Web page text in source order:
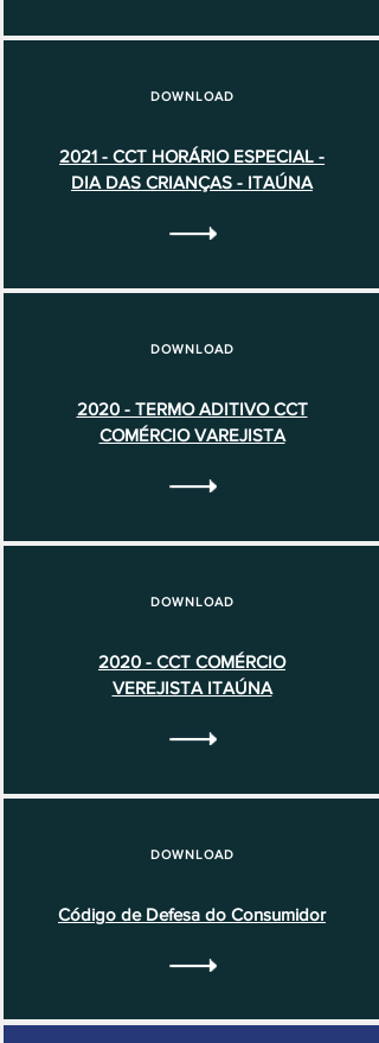
DOWNLOAD
2021 - CCT HORÁRIO ESPECIAL -
DIA DAS CRIANÇAS - ITAÚNA
DOWNLOAD
2020 - TERMO ADITIVO CCT
COMÉRCIO VAREJISTA
DOWNLOAD
2020 - CCT COMÉRCIO
VEREJISTA ITAÚNA
DOWNLOAD
Código de Defesa do Consumidor